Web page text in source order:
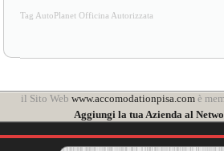
Tag AutoPlanet Officina Autorizzata
il Sito Web www.accomodationpisa.com è
Aggiungi la tua Azienda al